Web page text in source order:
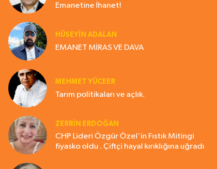
Emanetine İhanet!
HÜSEYIN ADALAN
EMANET MİRAS VE DAVA
MEHMET YÜCEER
Tarım politikaları ve açlık.
ZERRIN ERDOĞAN
CHP Lideri Özgür Özel'in Fıstık Mitingi
fiyasko oldu . Çiftçi hayal kırıklığına uğradı